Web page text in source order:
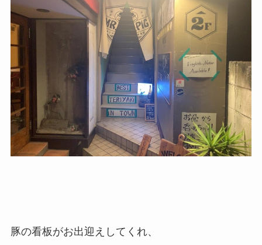
豚の看板がお出迎えしてくれ、